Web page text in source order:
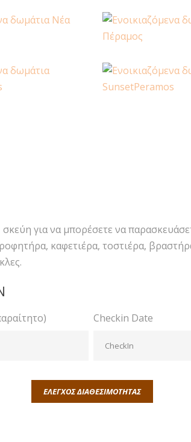
για να μπορέσετε να
καφετιέρα, τοστιέρα,
Checkin Date